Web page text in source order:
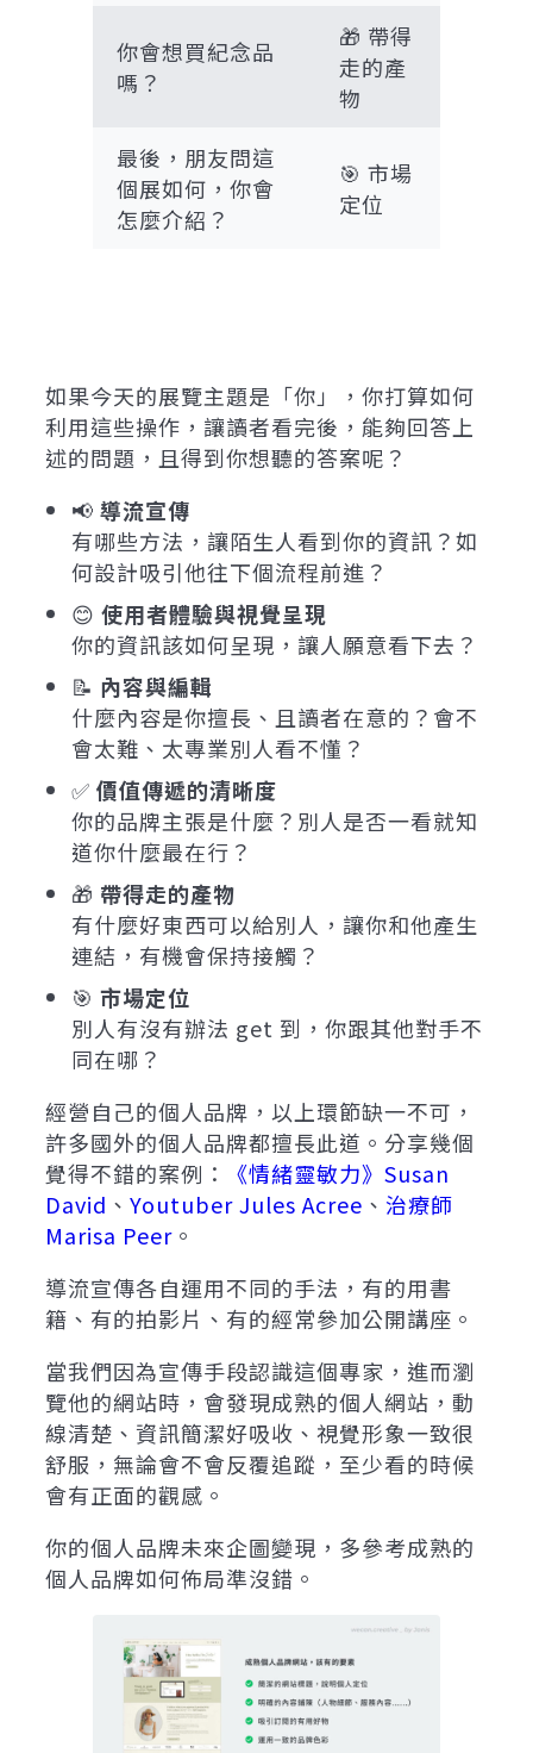
你會想買紀念品
嗎？
🎁 帶得
走的產
物
最後，朋友問這
個展如何，你會
怎麼介紹？
🎯 市場
定位
如果今天的展覽主題是「你」，你打算如何
利用這些操作，讓讀者看完後，能夠回答上
述的問題，且得到你想聽的答案呢？
📢 導流宣傳
有哪些方法，讓陌生人看到你的資訊？如
何設計吸引他往下個流程前進？
😊 使用者體驗與視覺呈現
你的資訊該如何呈現，讓人願意看下去？
📝 內容與編輯
什麼內容是你擅長、且讀者在意的？會不
會太難、太專業別人看不懂？
✅ 價值傳遞的清晰度
你的品牌主張是什麼？別人是否一看就知
道你什麼最在行？
🎁 帶得走的產物
有什麼好東西可以給別人，讓你和他產生
連結，有機會保持接觸？
🎯 市場定位
別人有沒有辦法 get 到，你跟其他對手不
同在哪？
經營自己的個人品牌，以上環節缺一不可，
許多國外的個人品牌都擅長此道。分享幾個
覺得不錯的案例：
《情緒靈敏力》Susan
David 、 Youtuber Jules Acree 、 治療師
Marisa Peer 。
導流宣傳各自運用不同的手法，有的用書
籍、有的拍影片、有的經常參加公開講座。
當我們因為宣傳手段認識這個專家，進而瀏
覽他的網站時，會發現成熟的個人網站，動
線清楚、資訊簡潔好吸收、視覺形象一致很
舒服，無論會不會反覆追蹤，至少看的時候
會有正面的觀感。
你的個人品牌未來企圖變現，多參考成熟的
個人品牌如何佈局準沒錯。